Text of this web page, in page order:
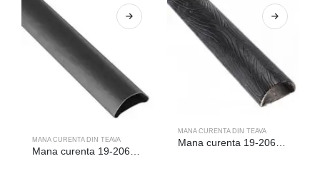
MANA CURENTA DIN TEAVA
MANA CURENTA DIN TEAVA